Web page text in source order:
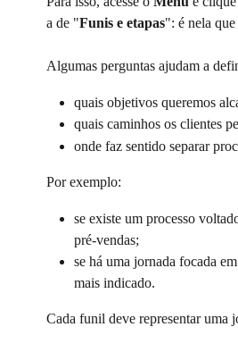
a de "Funis e etapas": é nela
Algumas perguntas ajudam a
quais objetivos queremos
quais caminhos os clientes
onde faz sentido separar
Por exemplo:
se existe um processo
pré-vendas;
se há uma jornada focada em
mais indicado.
Cada funil deve representar uma